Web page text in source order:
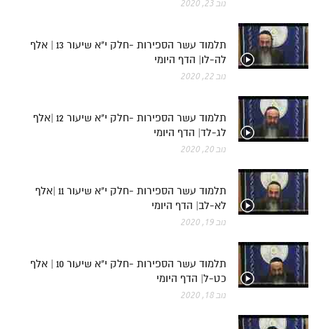
נוב 23, 2020
תלמוד עשר הספירות -חלק י"א שיעור 13 | אלף
לה-לו| הדף היומי
נוב 22, 2020
תלמוד עשר הספירות -חלק י"א שיעור 12 |אלף
לג-לד| הדף היומי
נוב 20, 2020
תלמוד עשר הספירות -חלק י"א שיעור 11 |אלף
לא-לב| הדף היומי
נוב 19, 2020
תלמוד עשר הספירות -חלק י"א שיעור 10 | אלף
כט-ל| הדף היומי
נוב 18, 2020